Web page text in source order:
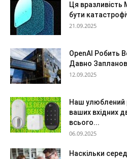
Ця
бути
21.09.2025
OpenAI Робить
Давно
12.09.2025
Наш улюблений
ваших вхідних
всього...
06.09.2025
Наскільки